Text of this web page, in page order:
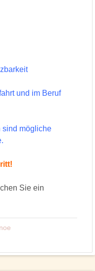
und im Beruf
sind mögliche
Sie ein